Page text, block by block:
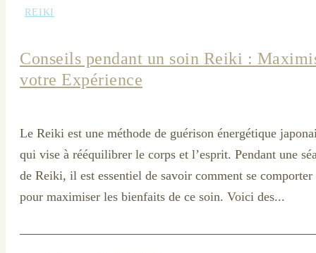
REIKI
Conseils pendant un soin Reiki :
votre Expérience
Le Reiki est une méthode de guérison énergétique
qui vise à rééquilibrer le corps et l’esprit. Pendant une
de Reiki, il est essentiel de savoir comment se comporter
pour maximiser les bienfaits de ce soin. Voici des...